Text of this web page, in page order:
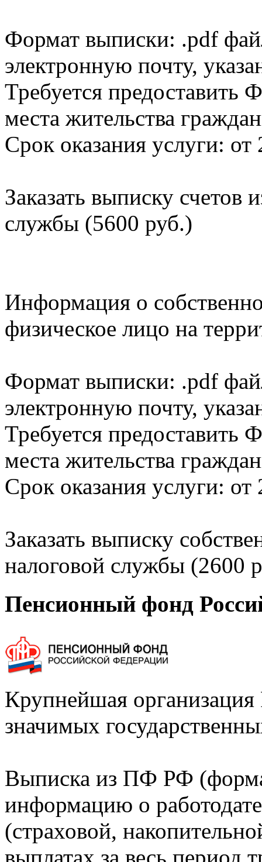
Формат выписки: .pdf
электронную почту,
Требуется
места жительства
Срок оказания услуги: от
Заказать выписку счетов
службы (5600 руб.)
Информация о
физическое лицо на
Формат выписки: .pdf
электронную почту,
Требуется
места жительства
Срок оказания услуги: от
Заказать выписку
налоговой службы (2600
Пенсионный фонд
Крупнейшая
значимых
Выписка из ПФ РФ
информацию о
(страховой,
выплатах за весь период